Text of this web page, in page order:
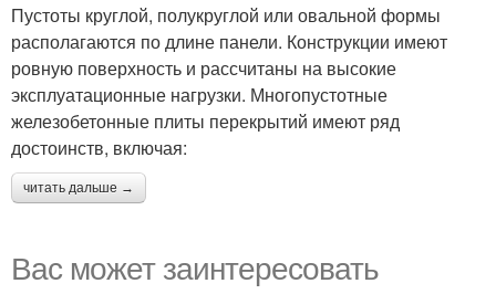
Пустоты круглой, полукруглой или овальной формы
располагаются по длине панели. Конструкции имеют
ровную поверхность и рассчитаны на высокие
эксплуатационные нагрузки. Многопустотные
железобетонные плиты перекрытий имеют ряд
достоинств, включая:
читать дальше →
Вас может заинтересовать